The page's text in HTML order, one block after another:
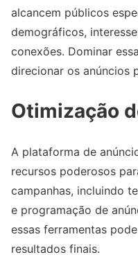
alcancem públicos
demográficos,
conexões. Dominar
direcionar os anúncios
Otimização
A plataforma de
recursos poderosos
campanhas, incluindo
e programação de
essas ferramentas
resultados finais.